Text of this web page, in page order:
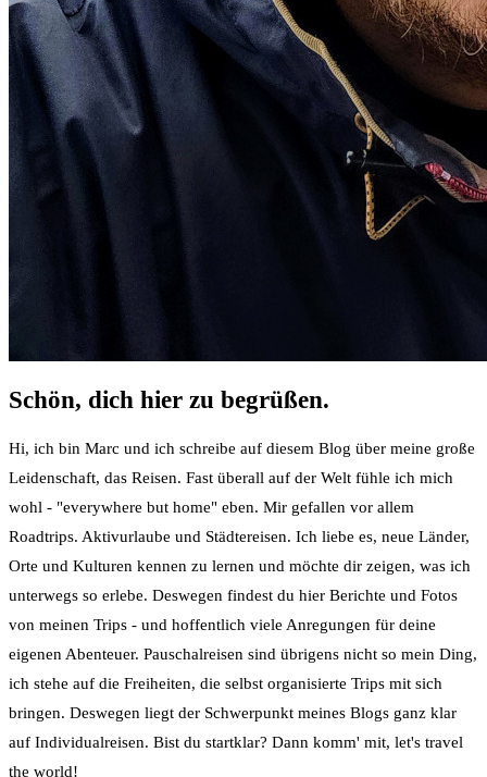
Schön, dich hier zu begrüßen.
Hi, ich bin Marc und ich schreibe auf diesem Blog über meine große
Leidenschaft, das Reisen. Fast überall auf der Welt fühle ich mich
wohl - "everywhere but home" eben. Mir gefallen vor allem
Roadtrips. Aktivurlaube und Städtereisen. Ich liebe es, neue Länder,
Orte und Kulturen kennen zu lernen und möchte dir zeigen, was ich
unterwegs so erlebe. Deswegen findest du hier Berichte und Fotos
von meinen Trips - und hoffentlich viele Anregungen für deine
eigenen Abenteuer. Pauschalreisen sind übrigens nicht so mein Ding,
ich stehe auf die Freiheiten, die selbst organisierte Trips mit sich
bringen. Deswegen liegt der Schwerpunkt meines Blogs ganz klar
auf Individualreisen. Bist du startklar? Dann komm' mit, let's travel
the world!